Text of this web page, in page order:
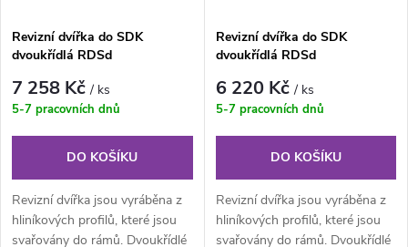
Revizní dvířka do SDK
dvoukřídlá RDSd
7 258 Kč/ ks
5-7 pracovních dnů
DO KOŠÍKU
Revizní dvířka jsou vyráběna z
hliníkových profilů, které jsou
svařovány do rámů. Dvoukřídlé
Revizní dvířka do SDK
dvoukřídlá RDSd
6 220 Kč/ ks
5-7 pracovních dnů
DO KOŠÍKU
Revizní dvířka jsou vyráběna z
hliníkových profilů, které jsou
svařovány do rámů. Dvoukřídlé